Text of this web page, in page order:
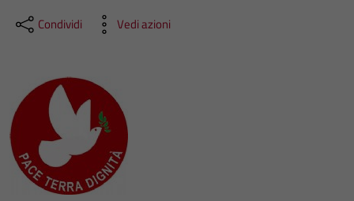
Condividi Vedi azioni